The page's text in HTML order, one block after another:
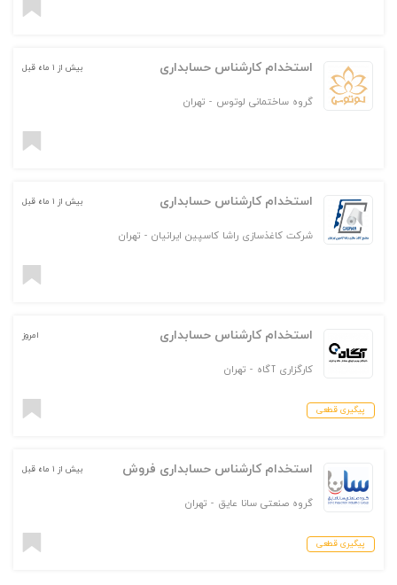
استخدام کارشناس حسابداری
گروه ساختمانی لوتوس - تهران
بیش از ۱ ماه قبل
استخدام کارشناس حسابداری
شرکت کاغذسازی راشا کاسپین ایرانیان - تهران
بیش از ۱ ماه قبل
استخدام کارشناس حسابداری
کارگزاری آگاه - تهران
امروز
پیگیری قطعی
استخدام کارشناس حسابداری فروش
گروه صنعتی سانا عایق - تهران
بیش از ۱ ماه قبل
پیگیری قطعی